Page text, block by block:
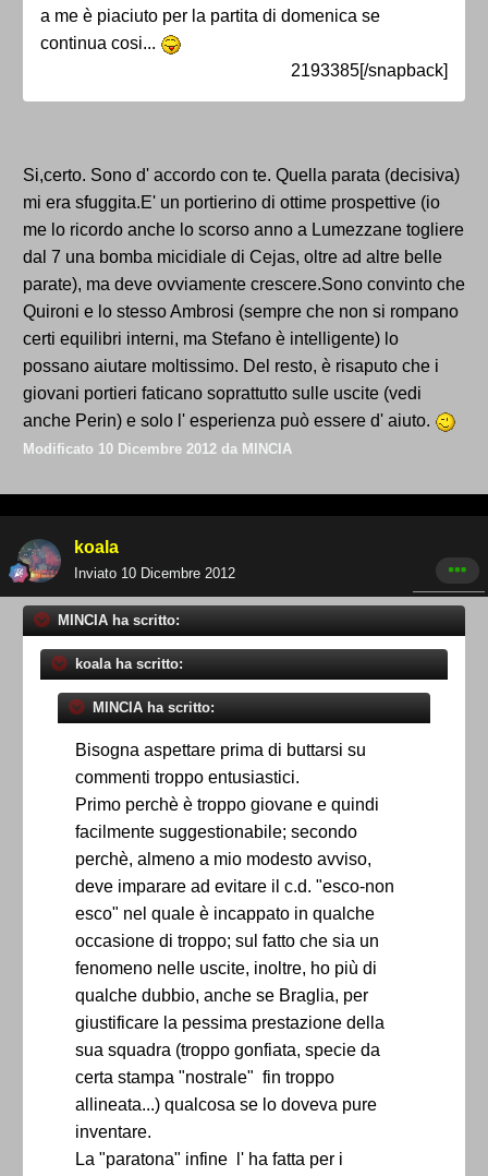
a me è piaciuto per la partita di domenica se
continua cosi...
2193385[/snapback]
Si,certo. Sono d' accordo con te. Quella parata (decisiva)
mi era sfuggita.E' un portierino di ottime prospettive (io
me lo ricordo anche lo scorso anno a Lumezzane togliere
dal 7 una bomba micidiale di Cejas, oltre ad altre belle
parate), ma deve ovviamente crescere.Sono convinto che
Quironi e lo stesso Ambrosi (sempre che non si rompano
certi equilibri interni, ma Stefano è intelligente) lo
possano aiutare moltissimo. Del resto, è risaputo che i
giovani portieri faticano soprattutto sulle uscite (vedi
anche Perin) e solo l' esperienza può essere d' aiuto.
Modificato 10 Dicembre 2012 da MINCIA
koala
Inviato 10 Dicembre 2012
MINCIA ha scritto:
koala ha scritto:
MINCIA ha scritto:
Bisogna aspettare prima di buttarsi su
commenti troppo entusiastici.
Primo perchè è troppo giovane e quindi
facilmente suggestionabile; secondo
perchè, almeno a mio modesto avviso,
deve imparare ad evitare il c.d. "esco-non
esco" nel quale è incappato in qualche
occasione di troppo; sul fatto che sia un
fenomeno nelle uscite, inoltre, ho più di
qualche dubbio, anche se Braglia, per
giustificare la pessima prestazione della
sua squadra (troppo gonfiata, specie da
certa stampa "nostrale" fin troppo
allineata...) qualcosa se lo doveva pure
inventare.
La "paratona" infine l' ha fatta per i